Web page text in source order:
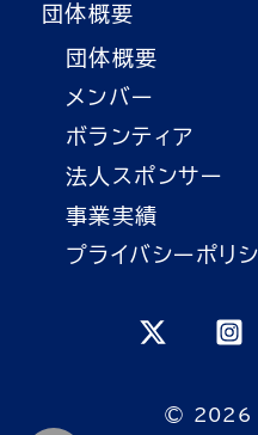
団体概要
団体概要
メンバー
ボランティア
法人スポンサー
事業実績
プライバシーポリ
© 2026